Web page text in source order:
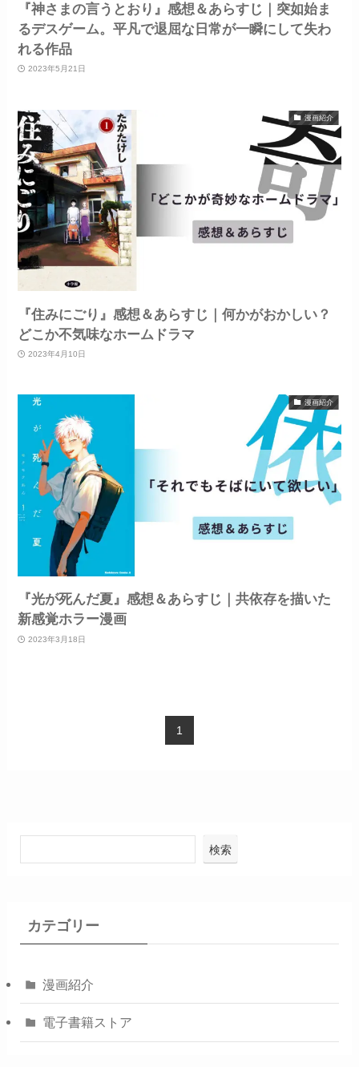
『神さまの言うとおり』感想＆あらすじ｜突如始ま
るデスゲーム。平凡で退屈な日常が一瞬にして失わ
れる作品
2023年5月21日
漫画紹介
『住みにごり』感想＆あらすじ｜何かがおかしい？
どこか不気味なホームドラマ
2023年4月10日
漫画紹介
『光が死んだ夏』感想＆あらすじ｜共依存を描いた
新感覚ホラー漫画
2023年3月18日
1
検索
カテゴリー
漫画紹介
電子書籍ストア